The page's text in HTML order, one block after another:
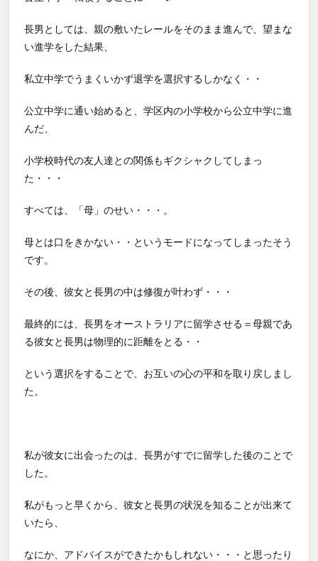
長男としては、親の敷いたレールをそのまま進んで、望まな
い進学をした結果、
私立中学でうまくいかず退学を選択するしかなく・・
公立中学に通い始めると、学区内の小学校から公立中学に進
んだ、
小学校時代の友人達との関係もギクシャクしてしまっ
た・・・
すべては、「母」のせい・・・。
母とは口をきかない・・というモードになってしまったそう
です。
その後、彼女と長男の中は修復が叶わず・・・
最終的には、長男をオーストラリアに留学させる＝母親であ
る彼女と長男は物理的に距離をとる・・
という選択をすることで、お互いの心の平和を取り戻しまし
た。
私が彼女に出会ったのは、長男がすでに留学した後のことで
した。
私がもっと早くから、彼女と長男の状況を知ることが出来て
いたら、
なにか、アドバイスができたかもしれない・・・と思ったり